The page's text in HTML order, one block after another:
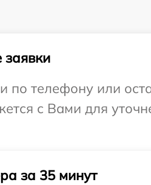
по телефону или
с Вами для
за 35 минут